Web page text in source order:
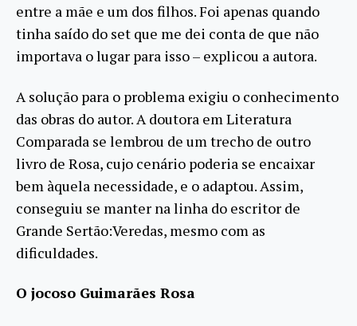
entre a mãe e um dos filhos. Foi apenas quando
tinha saído do set que me dei conta de que não
importava o lugar para isso – explicou a autora.
A solução para o problema exigiu o conhecimento
das obras do autor. A doutora em Literatura
Comparada se lembrou de um trecho de outro
livro de Rosa, cujo cenário poderia se encaixar
bem àquela necessidade, e o adaptou. Assim,
conseguiu se manter na linha do escritor de
Grande Sertão:Veredas, mesmo com as
dificuldades.
O jocoso Guimarães Rosa